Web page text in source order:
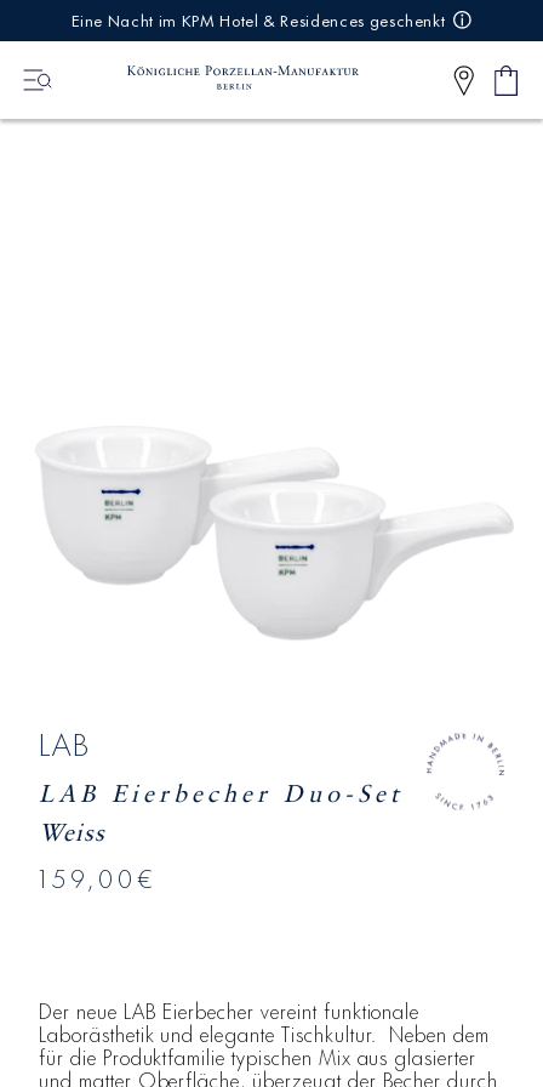
Eine Nacht im KPM Hotel & Residences geschenkt
0
Artikel
LAB
LAB Eierbecher Duo-Set
Weiss
159,00€
Der neue LAB Eierbecher vereint funktionale
Laborästhetik und elegante Tischkultur. Neben dem
für die Produktfamilie typischen Mix aus glasierter
und matter Oberfläche, überzeugt der Becher durch